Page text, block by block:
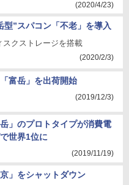
(2020/4/23)
型”スパコン「不老」を導入
スクストレージを搭載
(2020/2/3)
富岳」を出荷開始
(2019/12/3)
」のプロトタイプが消費電
世界1位に
(2019/11/19)
」をシャットダウン